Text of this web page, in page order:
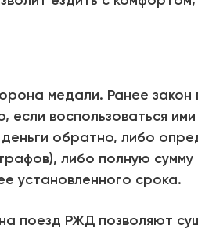
медали. Ранее закон
воспользоваться
обратно, либо
либо полную сумму
установленного срока.
поезд РЖД позволяют